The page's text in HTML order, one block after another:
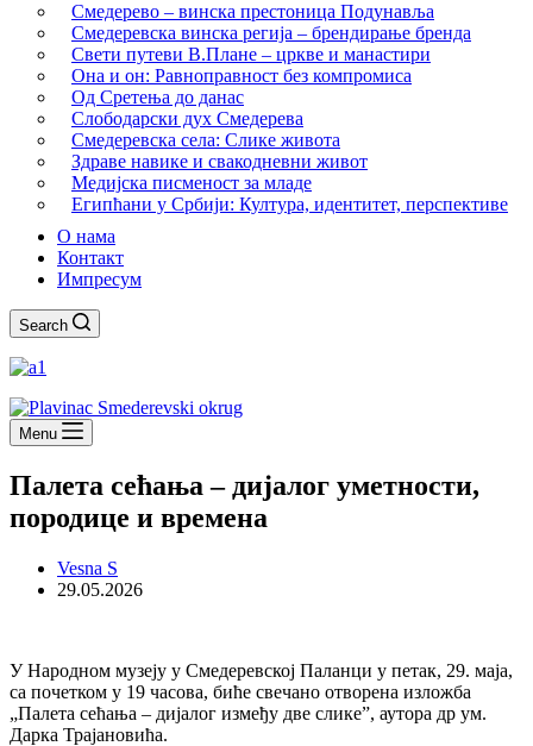
Смедерево – винска престоница Подунавља
Смедеревска винска регија – брендирање бренда
Свети путеви В.Плане – цркве и манастири
Она и он: Равноправност без компромиса
Од Сретења до данас
Слободарски дух Смедерева
Смедеревска села: Слике живота
Здраве навике и свакодневни живот
Медијска писменост за младе
Египћани у Србији: Култура, идентитет, перспективе
О нама
Контакт
Импресум
Search
Menu
Палета сећања – дијалог уметности,
породице и времена
Vesna S
29.05.2026
У Народном музеју у Смедеревској Паланци у петак, 29. маја,
са почетком у 19 часова, биће свечано отворена изложба
„Палета сећања – дијалог између две слике”, аутора др ум.
Дарка Трајановића.